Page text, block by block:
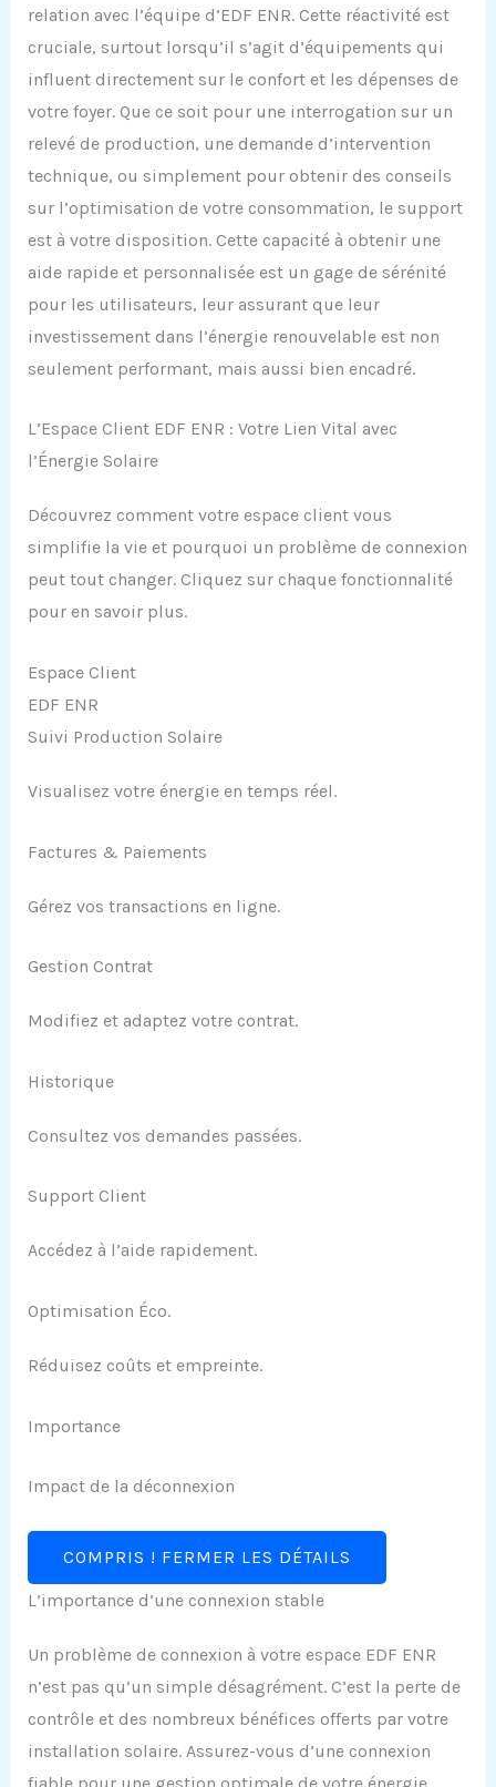
relation avec l’équipe d’EDF ENR. Cette réactivité est
cruciale, surtout lorsqu’il s’agit d’équipements qui
influent directement sur le confort et les dépenses de
votre foyer. Que ce soit pour une interrogation sur un
relevé de production, une demande d’intervention
technique, ou simplement pour obtenir des conseils
sur l’optimisation de votre consommation, le support
est à votre disposition. Cette capacité à obtenir une
aide rapide et personnalisée est un gage de sérénité
pour les utilisateurs, leur assurant que leur
investissement dans l’énergie renouvelable est non
seulement performant, mais aussi bien encadré.
L’Espace Client EDF ENR : Votre Lien Vital avec
l’Énergie Solaire
Découvrez comment votre espace client vous
simplifie la vie et pourquoi un problème de connexion
peut tout changer. Cliquez sur chaque fonctionnalité
pour en savoir plus.
Espace Client
EDF ENR
Suivi Production Solaire
Visualisez votre énergie en temps réel.
Factures & Paiements
Gérez vos transactions en ligne.
Gestion Contrat
Modifiez et adaptez votre contrat.
Historique
Consultez vos demandes passées.
Support Client
Accédez à l’aide rapidement.
Optimisation Éco.
Réduisez coûts et empreinte.
Importance
Impact de la déconnexion
COMPRIS ! FERMER LES DÉTAILS
L’importance d’une connexion stable
Un problème de connexion à votre espace EDF ENR
n’est pas qu’un simple désagrément. C’est la perte de
contrôle et des nombreux bénéfices offerts par votre
installation solaire. Assurez-vous d’une connexion